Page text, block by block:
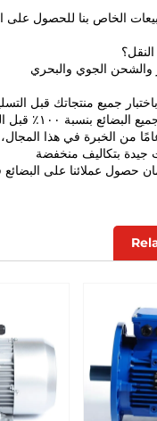
الخاص بنا للحصول على
والشحن الجوي والبحري
بنسبة ١٠٠٪ قبل التسليم.
جيدة بتكاليف منخفضة